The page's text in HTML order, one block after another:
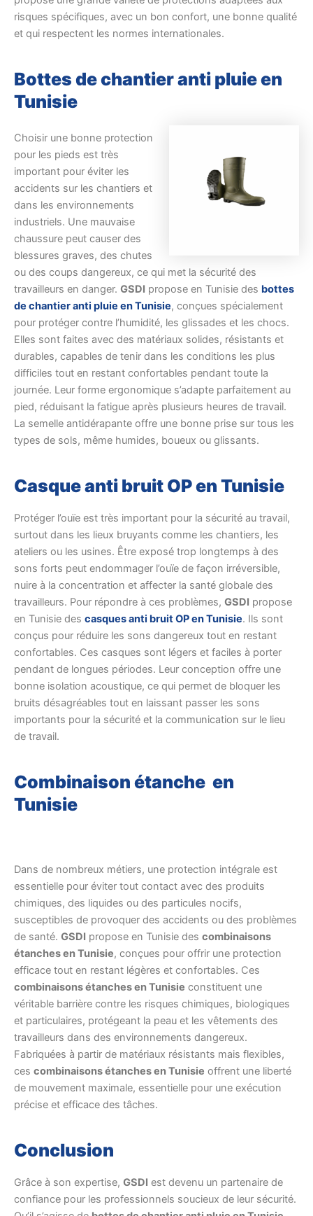
risques spécifiques, avec un bon confort, une bonne qualité
et qui respectent les normes internationales.
Bottes de chantier anti pluie en
Tunisie
Choisir une bonne protection
pour les pieds est très
important pour éviter les
accidents sur les chantiers et
dans les environnements
industriels. Une mauvaise
chaussure peut causer des
blessures graves, des chutes
ou des coups dangereux, ce qui met la sécurité des
travailleurs en danger. GSDI propose en Tunisie des bottes
de chantier anti pluie en Tunisie, conçues spécialement
pour protéger contre l’humidité, les glissades et les chocs.
Elles sont faites avec des matériaux solides, résistants et
durables, capables de tenir dans les conditions les plus
difficiles tout en restant confortables pendant toute la
journée. Leur forme ergonomique s’adapte parfaitement au
pied, réduisant la fatigue après plusieurs heures de travail.
La semelle antidérapante offre une bonne prise sur tous les
types de sols, même humides, boueux ou glissants.
Casque anti bruit OP en Tunisie
Protéger l’ouïe est très important pour la sécurité au travail,
surtout dans les lieux bruyants comme les chantiers, les
ateliers ou les usines. Être exposé trop longtemps à des
sons forts peut endommager l’ouïe de façon irréversible,
nuire à la concentration et affecter la santé globale des
travailleurs. Pour répondre à ces problèmes, GSDI propose
en Tunisie des casques anti bruit OP en Tunisie. Ils sont
conçus pour réduire les sons dangereux tout en restant
confortables. Ces casques sont légers et faciles à porter
pendant de longues périodes. Leur conception offre une
bonne isolation acoustique, ce qui permet de bloquer les
bruits désagréables tout en laissant passer les sons
importants pour la sécurité et la communication sur le lieu
de travail.
Combinaison étanche en
Tunisie
Dans de nombreux métiers, une protection intégrale est
essentielle pour éviter tout contact avec des produits
chimiques, des liquides ou des particules nocifs,
susceptibles de provoquer des accidents ou des problèmes
de santé. GSDI propose en Tunisie des combinaisons
étanches en Tunisie, conçues pour offrir une protection
efficace tout en restant légères et confortables. Ces
combinaisons étanches en Tunisie constituent une
véritable barrière contre les risques chimiques, biologiques
et particulaires, protégeant la peau et les vêtements des
travailleurs dans des environnements dangereux.
Fabriquées à partir de matériaux résistants mais flexibles,
ces combinaisons étanches en Tunisie offrent une liberté
de mouvement maximale, essentielle pour une exécution
précise et efficace des tâches.
Conclusion
Grâce à son expertise, GSDI est devenu un partenaire de
confiance pour les professionnels soucieux de leur sécurité.